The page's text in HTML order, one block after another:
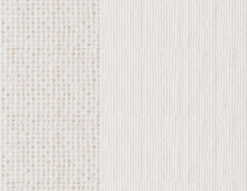
タンスのゲン 介護用ベッドテー
ブル キャスター付き 伸縮式 高さ
調節可能 Licht リヒト
65090050BR
てる
組成